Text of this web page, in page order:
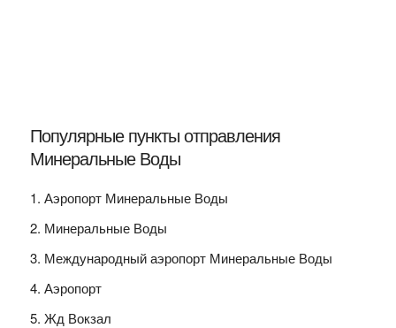
Популярные пункты отправления
Минеральные Воды
Аэропорт Минеральные Воды
Минеральные Воды
Международный аэропорт Минеральные Воды
Аэропорт
Жд Вокзал